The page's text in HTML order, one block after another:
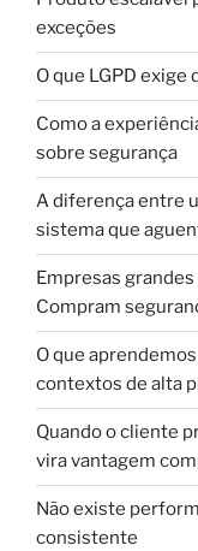
exceções
O que LGPD
Como a
sobre segurança
A diferença entre
sistema que
Empresas
Compram
O que
contextos de alta
Quando o cliente
vira vantagem
Não existe
consistente